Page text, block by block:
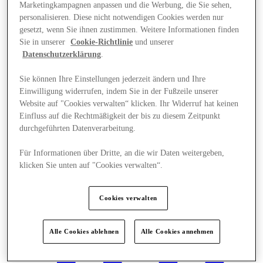
Angebote
Marketingkampagnen anpassen und die Werbung, die Sie sehen,
personalisieren. Diese nicht notwendigen Cookies werden nur
gesetzt, wenn Sie ihnen zustimmen. Weitere Informationen finden
Sie in unserer
Cookie-Richtlinie und unserer
Datenschutzerklärung.
Sie können Ihre Einstellungen jederzeit ändern und Ihre
Einwilligung widerrufen, indem Sie in der Fußzeile unserer
Website auf "Cookies verwalten“ klicken. Ihr Widerruf hat keinen
Einfluss auf die Rechtmäßigkeit der bis zu diesem Zeitpunkt
durchgeführten Datenverarbeitung.
Für Informationen über Dritte, an die wir Daten weitergeben,
klicken Sie unten auf "Cookies verwalten“.
Cookies verwalten
Alle Cookies ablehnen Alle Cookies annehmen